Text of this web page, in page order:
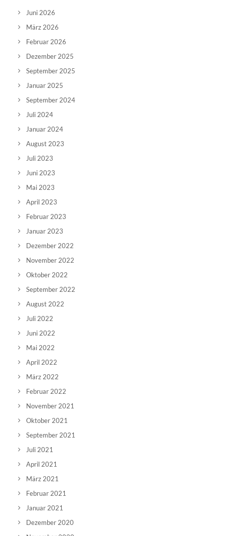
Juni 2026
März 2026
Februar 2026
Dezember 2025
September 2025
Januar 2025
September 2024
Juli 2024
Januar 2024
August 2023
Juli 2023
Juni 2023
Mai 2023
April 2023
Februar 2023
Januar 2023
Dezember 2022
November 2022
Oktober 2022
September 2022
August 2022
Juli 2022
Juni 2022
Mai 2022
April 2022
März 2022
Februar 2022
November 2021
Oktober 2021
September 2021
Juli 2021
April 2021
März 2021
Februar 2021
Januar 2021
Dezember 2020